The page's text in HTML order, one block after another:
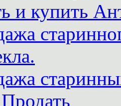
и купить